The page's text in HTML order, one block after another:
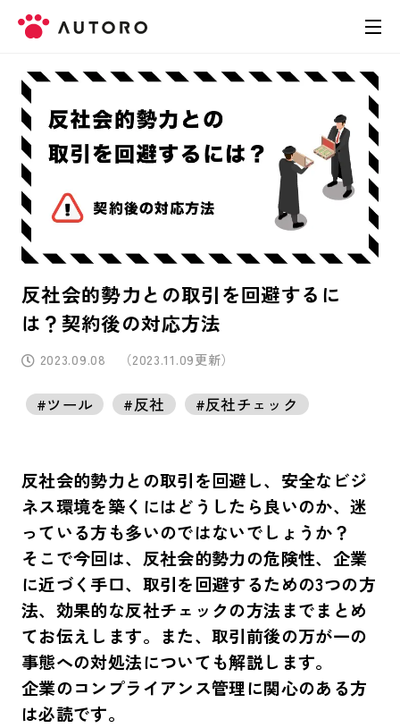
製品
料金
導入事例
お問い合わせ
反社会的勢力との取引を回避するに
は？契約後の対応方法
2023.09.08 （2023.11.09更新）
#ツール #反社 #反社チェック
反社会的勢力との取引を回避し、安全なビジ
ネス環境を築くにはどうしたら良いのか、迷
っている方も多いのではないでしょうか？
そこで今回は、反社会的勢力の危険性、企業
に近づく手口、取引を回避するための3つの方
法、効果的な反社チェックの方法までまとめ
てお伝えします。また、取引前後の万が一の
事態への対処法についても解説します。
企業のコンプライアンス管理に関心のある方
は必読です。